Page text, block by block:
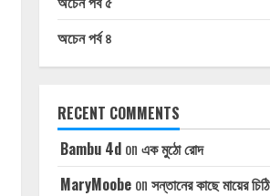
অচেন পর্ব ৪
RECENT COMMENTS
Bambu 4don এক মুঠো রোদ
MaryMoobeon সন্তানের কাছে মায়ের চিঠি